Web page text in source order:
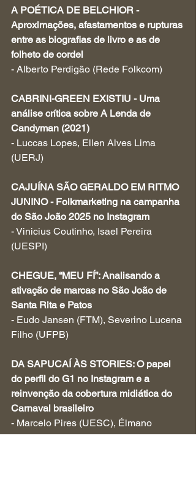
A POÉTICA DE BELCHIOR -
Aproximações, afastamentos e rupturas
entre as biografias de livro e as de
folheto de cordel
- Alberto Perdigão (Rede Folkcom)
CABRINI-GREEN EXISTIU - Uma
análise crítica sobre A Lenda de
Candyman (2021)
- Luccas Lopes, Ellen Alves Lima
(UERJ)
CAJUÍNA SÃO GERALDO EM RITMO
JUNINO - Folkmarketing na campanha
do São João 2025 no Instagram
- Vinicius Coutinho, Isael Pereira
(UESPI)
CHEGUE, “MEU FÍ”: Analisando a
ativação de marcas no São João de
Santa Rita e Patos
- Eudo Jansen (FTM), Severino Lucena
Filho (UFPB)
DA SAPUCAÍ ÀS STORIES: O papel
do perfil do G1 no Instagram e a
reinvenção da cobertura midiática do
Carnaval brasileiro
- Marcelo Pires (UESC), Élmano
Ricarte (IADE)